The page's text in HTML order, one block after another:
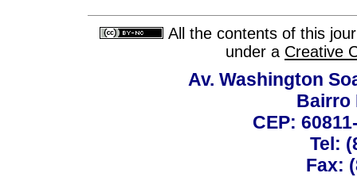
All the contents of this
under a Creative
Av. Washington
Bairro
CEP:
Tel:
Fax: